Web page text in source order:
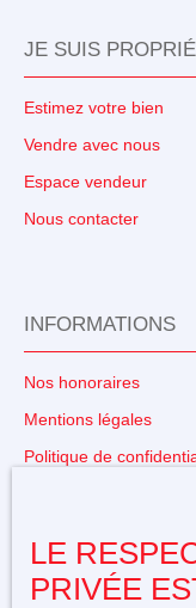
JE SUIS
Estimez votre bien
Vendre avec nous
Espace vendeur
Nous contacter
INFORMATIONS
Nos honoraires
Mentions légales
Politique de
Propulsé par
LE
PRIVÉE